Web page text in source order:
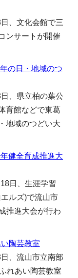
、文化会館で三
ンサートが開催
の日・地域のつ
、県立柏の葉公
育館などで東葛
地域のつどい大
健全育成推進大
日、生涯学習
ルズ)で流山市
推進大会が行わ
陶芸教室
、流山市立南部
れあい陶芸教室